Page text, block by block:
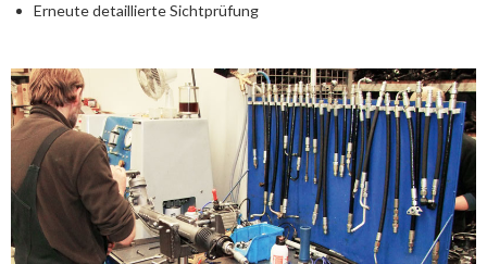
Erneute detaillierte Sichtprüfung